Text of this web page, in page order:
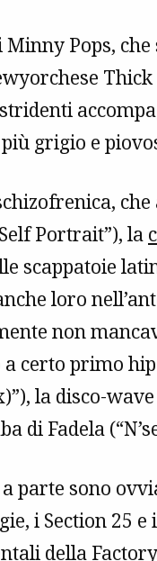
Pops,
grigio e
Portrait”), la
scappatoie
loro
non
certo primo
la disco-
di Fadela
parte sono
i Section 25 e
della